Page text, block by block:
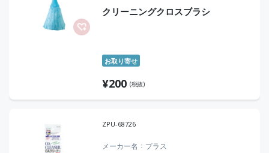
クリーニングクロスブラシ
お取り寄せ
¥200 (税抜)
ZPU-68726
メーカー名 プラス